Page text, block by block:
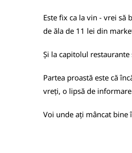
Este fix ca la vin - vrei să
de ăla de 11 lei din
Și la capitolul
Partea proastă este că
vreți, o lipsă de
Voi unde ați mâncat bine